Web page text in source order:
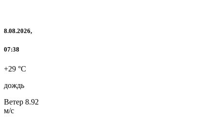
8.08.2026,
07:38
+29 °C
дождь
Ветер 8.92
м/с